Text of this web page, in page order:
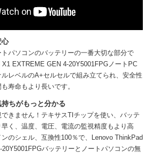
心
パソコンのバッテリーの一番大切な部分で
X1 EXTREME GEN 4-20Y5001FPGノートPC
ルレベルのA+セルセルで組み立てられ、安全性
寿命もより長いです。
ちがもっと分かる
きません！テキサスTIチップを使い、バッテ
く、温度、電圧、電流の監視精度もより高
のシェル、互換性100％で、Lenovo ThinkPad
バッテリーとノートパソコンの無